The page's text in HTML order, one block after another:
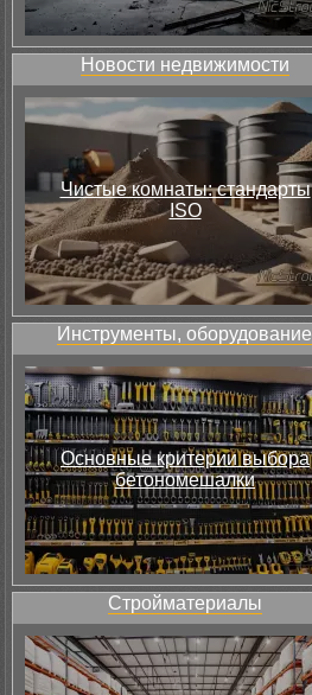
Новости недвижимости
Чистые комнаты: стандарты
ISO
Инструменты, оборудование
Основные критерии выбора
бетономешалки
Стройматериалы